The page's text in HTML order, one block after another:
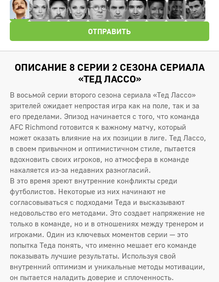
ОТПРАВИТЬ
ОПИСАНИЕ 8 СЕРИИ 2 СЕЗОНА СЕРИАЛА
«ТЕД ЛАССО»
В восьмой серии второго сезона сериала «Тед Лассо»
зрителей ожидает непростая игра как на поле, так и за
его пределами. Эпизод начинается с того, что команда
AFC Richmond готовится к важному матчу, который
может оказать влияние на их позиции в лиге. Тед Лассо,
в своем привычном и оптимистичном стиле, пытается
вдохновить своих игроков, но атмосфера в команде
накаляется из-за недавних разногласий.
В это время зреют внутренние конфликты среди
футболистов. Некоторые из них начинают не
согласовываться с подходами Теда и высказывают
недовольство его методами. Это создает напряжение не
только в команде, но и в отношениях между тренером и
игроками. Один из ключевых моментов серии — это
попытка Теда понять, что именно мешает его команде
показывать лучшие результаты. Используя свой
внутренний оптимизм и уникальные методы мотивации,
он пытается наладить доверие и сплоченность.